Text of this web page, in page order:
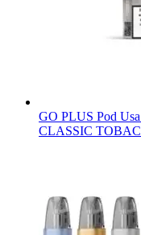
GO PLUS Pod
CLASSIC